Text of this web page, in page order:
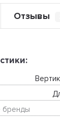
Отзывы
бренды